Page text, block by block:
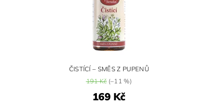
ČISTÍCÍ – SMĚS Z PUPENŮ
191 Kč(–11 %)
169 Kč